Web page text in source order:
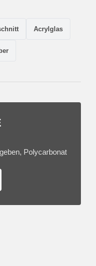
Acrylglas
Polycarbonat